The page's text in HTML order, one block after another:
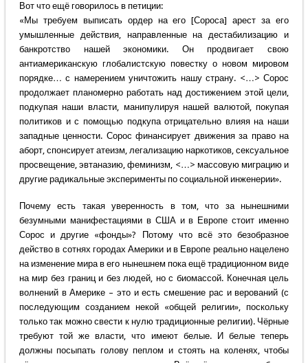
Вот что ещё говорилось в петиции:
«Мы требуем выписать ордер на его [Сороса] арест за его
умышленные действия, направленные на дестабилизацию и
банкротство нашей экономики. Он продвигает свою
антиамериканскую глобалистскую повестку о новом мировом
порядке… с намерением уничтожить нашу страну. <…> Сорос
продолжает планомерно работать над достижением этой цели,
подкупая наши власти, манипулируя нашей валютой, покупая
политиков и с помощью подкупа отрицательно влияя на наши
западные ценности. Сорос финансирует движения за право на
аборт, спонсирует атеизм, легализацию наркотиков, сексуальное
просвещение, эвтаназию, феминизм, <…> массовую миграцию и
другие радикальные эксперименты по социальной инженерии».
Почему есть такая уверенность в том, что за нынешними
безумными манифестациями в США и в Европе стоит именно
Сорос и другие «фонды»? Потому что всё это безобразное
действо в сотнях городах Америки и в Европе реально нацелено
на изменение мира в его нынешнем пока ещё традиционном виде
на мир без границ и без людей, но с биомассой. Конечная цель
волнений в Америке – это и есть смешение рас и верований (с
последующим созданием некой «общей религии», поскольку
только так можно свести к нулю традиционные религии). Чёрные
требуют той же власти, что имеют белые. И белые теперь
должны посыпать голову пеплом и стоять на коленях, чтобы